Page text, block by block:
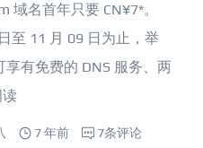
域名首年只要 CN¥7*。
至 11 月 09 日为止，举
有免费的 DNS 服务、两
7 年前 7条评论